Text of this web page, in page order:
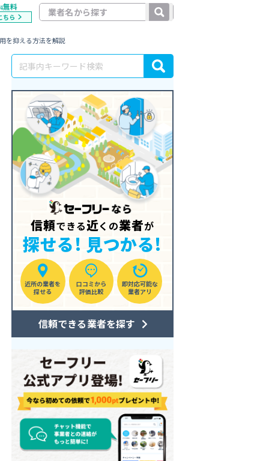
無料
ちら
を抑える方法を解説
信頼できる近くの業者が
探せる! 見つかる!
近所の業者を
探せる
口コミから
評価比較
即対応可能な
業者アリ
信頼できる業者を探す